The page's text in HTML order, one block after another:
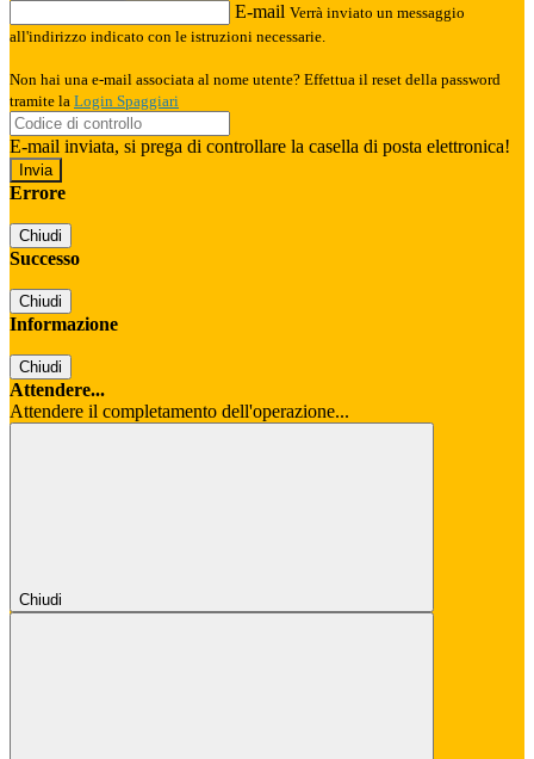
E-mail Verrà inviato un messaggio
all'indirizzo indicato con le istruzioni necessarie.
Non hai una e-mail associata al nome utente? Effettua il reset della password
tramite la Login Spaggiari
E-mail inviata, si prega di controllare la casella di posta elettronica!
Errore
Chiudi
Successo
Chiudi
Informazione
Chiudi
Attendere...
Attendere il completamento dell'operazione...
Chiudi